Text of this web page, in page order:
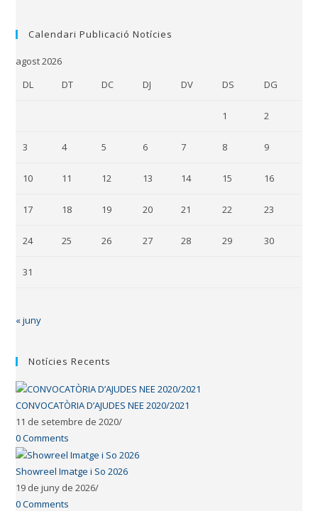
Calendari Publicació Notícies
agost 2026
DL
DT DC DJ DV DS DG
1 2
3 4 5 6 7 8 9
10 11 12 13 14 15 16
17 18 19 20 21 22 23
24 25 26 27 28 29 30
31
« juny
Notícies Recents
CONVOCATÒRIA D’AJUDES NEE 2020/2021
11 de setembre de 2020/
0 Comments
Showreel Imatge i So 2026
19 de juny de 2026/
0 Comments